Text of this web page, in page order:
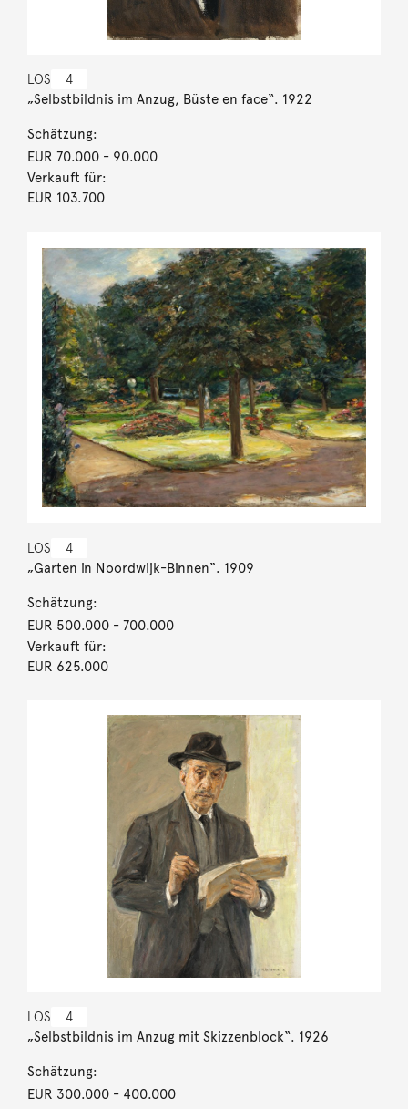
LOS 4
„Selbstbildnis im Anzug, Büste en face“. 1922
Schätzung:
EUR 70.000- 90.000
Verkauft für:
EUR 103.700
LOS 4
„Garten in Noordwijk-Binnen“. 1909
Schätzung:
EUR 500.000- 700.000
Verkauft für:
EUR 625.000
LOS 4
„Selbstbildnis im Anzug mit Skizzenblock“. 1926
Schätzung:
EUR 300.000- 400.000